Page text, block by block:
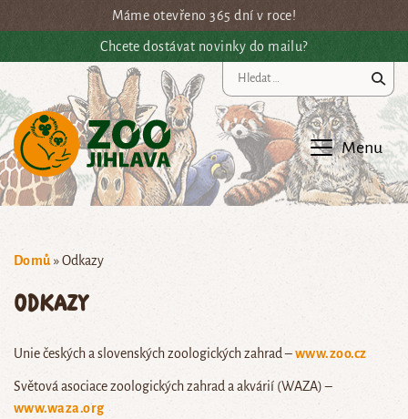
Přejít na hlavní obsahMáme otevřeno 365 dní v roce!
Chcete dostávat novinky do mailu?
Menu
Domů »Odkazy
Odkazy
Unie českých a slovenských zoologických zahrad –www.zoo.cz
Světová asociace zoologických zahrad a akvárií (WAZA) –
www.waza.org